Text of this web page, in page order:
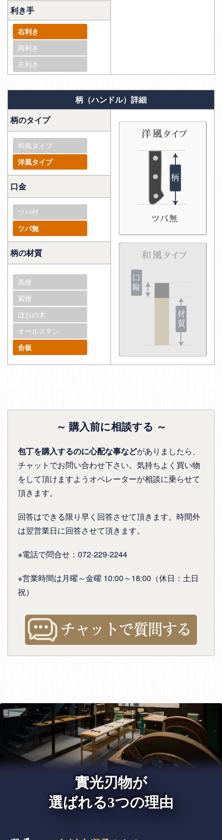
利き手
右利き
両利き
左利き
柄（ハンドル）詳細
柄のタイプ
和風タイプ
洋風タイプ
口金
ツバ付
ツバ無
柄の材質
黒檀
紫檀
ほおの木
オールステン
合板
～ 購入前に相談する ～
包丁を購入するのに心配な事などがありましたら、
チャットでお問い合わせ下さい。気持ちよく買い物
をして頂けますようオペレーターが相談に乗らせて
頂きます。
回答はできる限り早く回答させて頂きます。時間外
は翌営業日に回答させて頂きます。
※電話で問合せ：072-229-2244
※営業時間は月曜～金曜 10:00～18:00（休日：土日
祝）
實光刃物が
選ばれる3つの理由